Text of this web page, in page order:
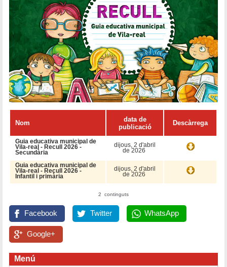
Nom
data de
publicació
Descàrrega
Guia educativa municipal de
Vila-real - Recull 2026 -
Secundària
dijous, 2 d'abril
de 2026
Guia educativa municipal de
Vila-real - Recull 2026 -
Infantil i primària
dijous, 2 d'abril
de 2026
2 continguts
Facebook Twitter WhatsApp
Google+
Menú